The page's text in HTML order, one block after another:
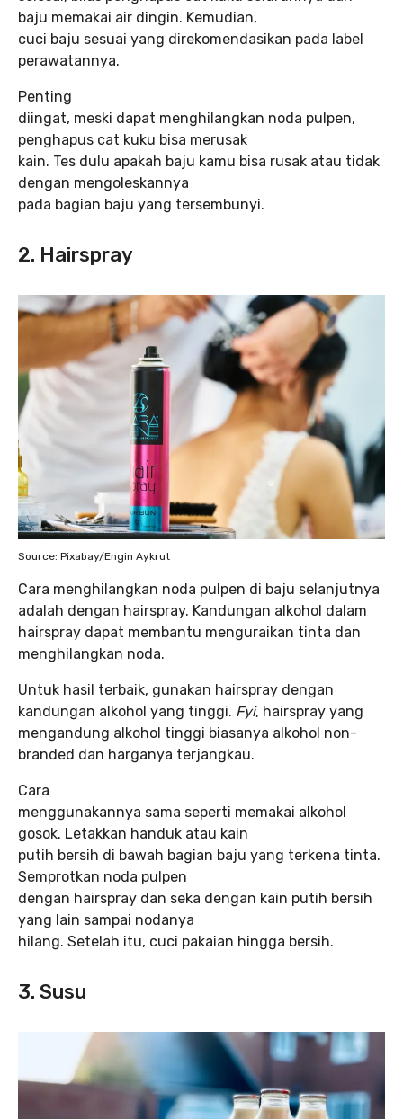
baju memakai air dingin. Kemudian,
cuci baju sesuai yang direkomendasikan pada label
perawatannya.
Penting
diingat, meski dapat menghilangkan noda pulpen,
penghapus cat kuku bisa merusak
kain. Tes dulu apakah baju kamu bisa rusak atau tidak
dengan mengoleskannya
pada bagian baju yang tersembunyi.
2. Hairspray
Source: Pixabay/Engin Aykrut
Cara menghilangkan noda pulpen di baju selanjutnya
adalah dengan hairspray. Kandungan alkohol dalam
hairspray dapat membantu menguraikan tinta dan
menghilangkan noda.
Untuk hasil terbaik, gunakan hairspray dengan
kandungan alkohol yang tinggi. Fyi, hairspray yang
mengandung alkohol tinggi biasanya alkohol non-
branded dan harganya terjangkau.
Cara
menggunakannya sama seperti memakai alkohol
gosok. Letakkan handuk atau kain
putih bersih di bawah bagian baju yang terkena tinta.
Semprotkan noda pulpen
dengan hairspray dan seka dengan kain putih bersih
yang lain sampai nodanya
hilang. Setelah itu, cuci pakaian hingga bersih.
3. Susu